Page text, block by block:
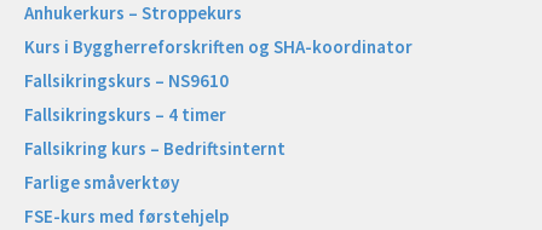
Anhukerkurs – Stroppekurs
Kurs i Byggherreforskriften og SHA-koordinator
Fallsikringskurs – NS9610
Fallsikringskurs – 4 timer
Fallsikring kurs – Bedriftsinternt
Farlige småverktøy
FSE-kurs med førstehjelp